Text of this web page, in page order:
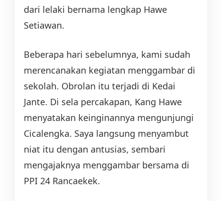
dari lelaki bernama lengkap Hawe
Setiawan.
Beberapa hari sebelumnya, kami sudah
merencanakan kegiatan menggambar di
sekolah. Obrolan itu terjadi di Kedai
Jante. Di sela percakapan, Kang Hawe
menyatakan keinginannya mengunjungi
Cicalengka. Saya langsung menyambut
niat itu dengan antusias, sembari
mengajaknya menggambar bersama di
PPI 24 Rancaekek.